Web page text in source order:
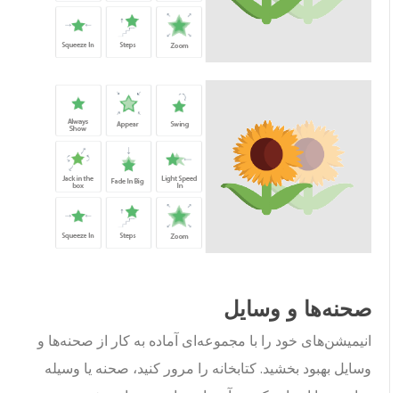
صحنه‌ها و وسایل
انیمیشن‌های خود را با مجموعه‌ای آماده به کار از صحنه‌ها و
وسایل بهبود بخشید. کتابخانه را مرور کنید، صحنه یا وسیله